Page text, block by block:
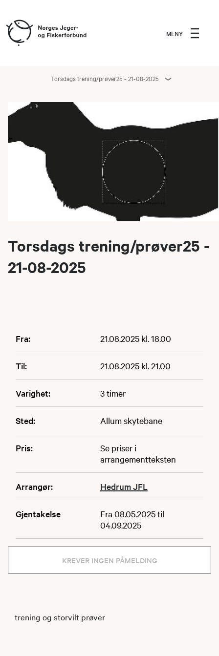
MENY
Torsdags trening/prøver25 - 21-08-2025
Torsdags trening/prøver25 -
21-08-2025
Fra: 21.08.2025 kl. 18.00
Til: 21.08.2025 kl. 21.00
Varighet: 3 timer
Sted: Allum skytebane
Pris:
Se priser i
arrangementteksten
Arrangør: Hedrum JFL
Gjentakelse
Fra 08.05.2025 til
04.09.2025
KREVER INGEN PÅMELDING
trening og storvilt prøver